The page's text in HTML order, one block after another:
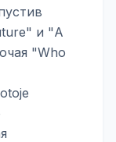
и "A
"Who